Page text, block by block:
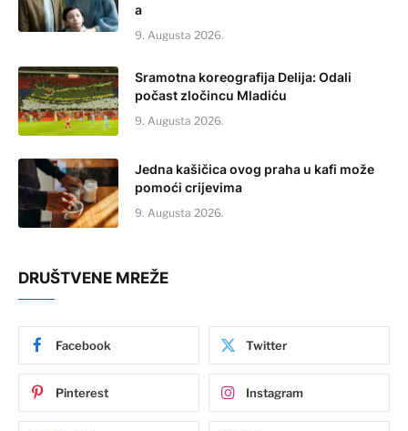
a
9. Augusta 2026.
Sramotna koreografija Delija: Odali
počast zločincu Mladiću
9. Augusta 2026.
Jedna kašičica ovog praha u kafi može
pomoći crijevima
9. Augusta 2026.
DRUŠTVENE MREŽE
Facebook Twitter
Pinterest Instagram